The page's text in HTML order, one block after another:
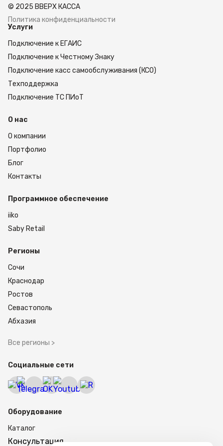
© 2025 ВВЕРХ КАССА
Политика конфиденциальности
Услуги
Подключение к ЕГАИС
Подключение к Честному Знаку
Подключение касс самообслуживания (КСО)
Техподдержка
Подключение ТС ПИоТ
О нас
О компании
Портфолио
Блог
Контакты
Программное обеспечение
iiko
Saby Retail
Регионы
Сочи
Краснодар
Ростов
Севастополь
Абхазия
Все регионы >
Социальные сети
Оборудование
Каталог
Консультация